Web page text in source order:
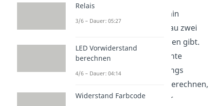
Für die Schaltung von vorhin
bedeutet das, dass es genau zwei
linear unabhängige Maschen gibt.
Zwar gibt es drei unbekannte
Ströme I1, I2 und I
. Allerdings
genügt es zwei davon zu berechnen,
da der dritte Strom mit der
Relais
3/6 – Dauer: 05:27
LED Vorwiderstand
berechnen
4/6 – Dauer: 04:14
Widerstand Farbcode